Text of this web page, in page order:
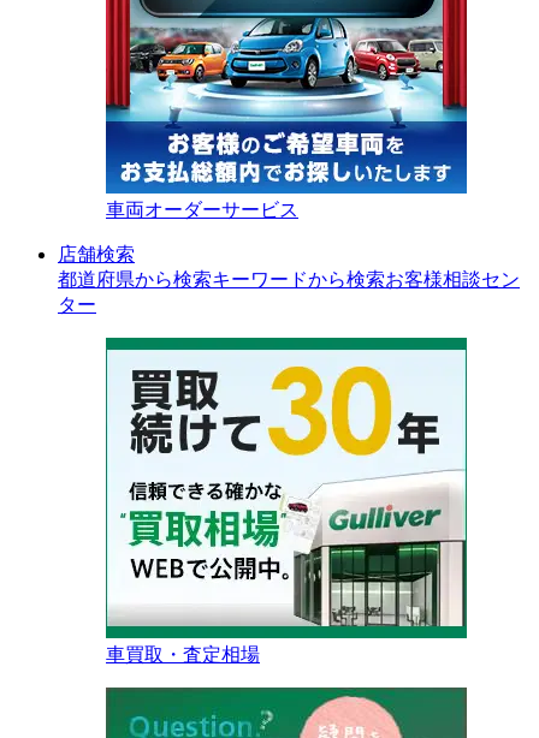
車両オーダーサービス
店舗検索
都道府県から検索キーワードから検索お客様相談セン
ター
車買取・査定相場